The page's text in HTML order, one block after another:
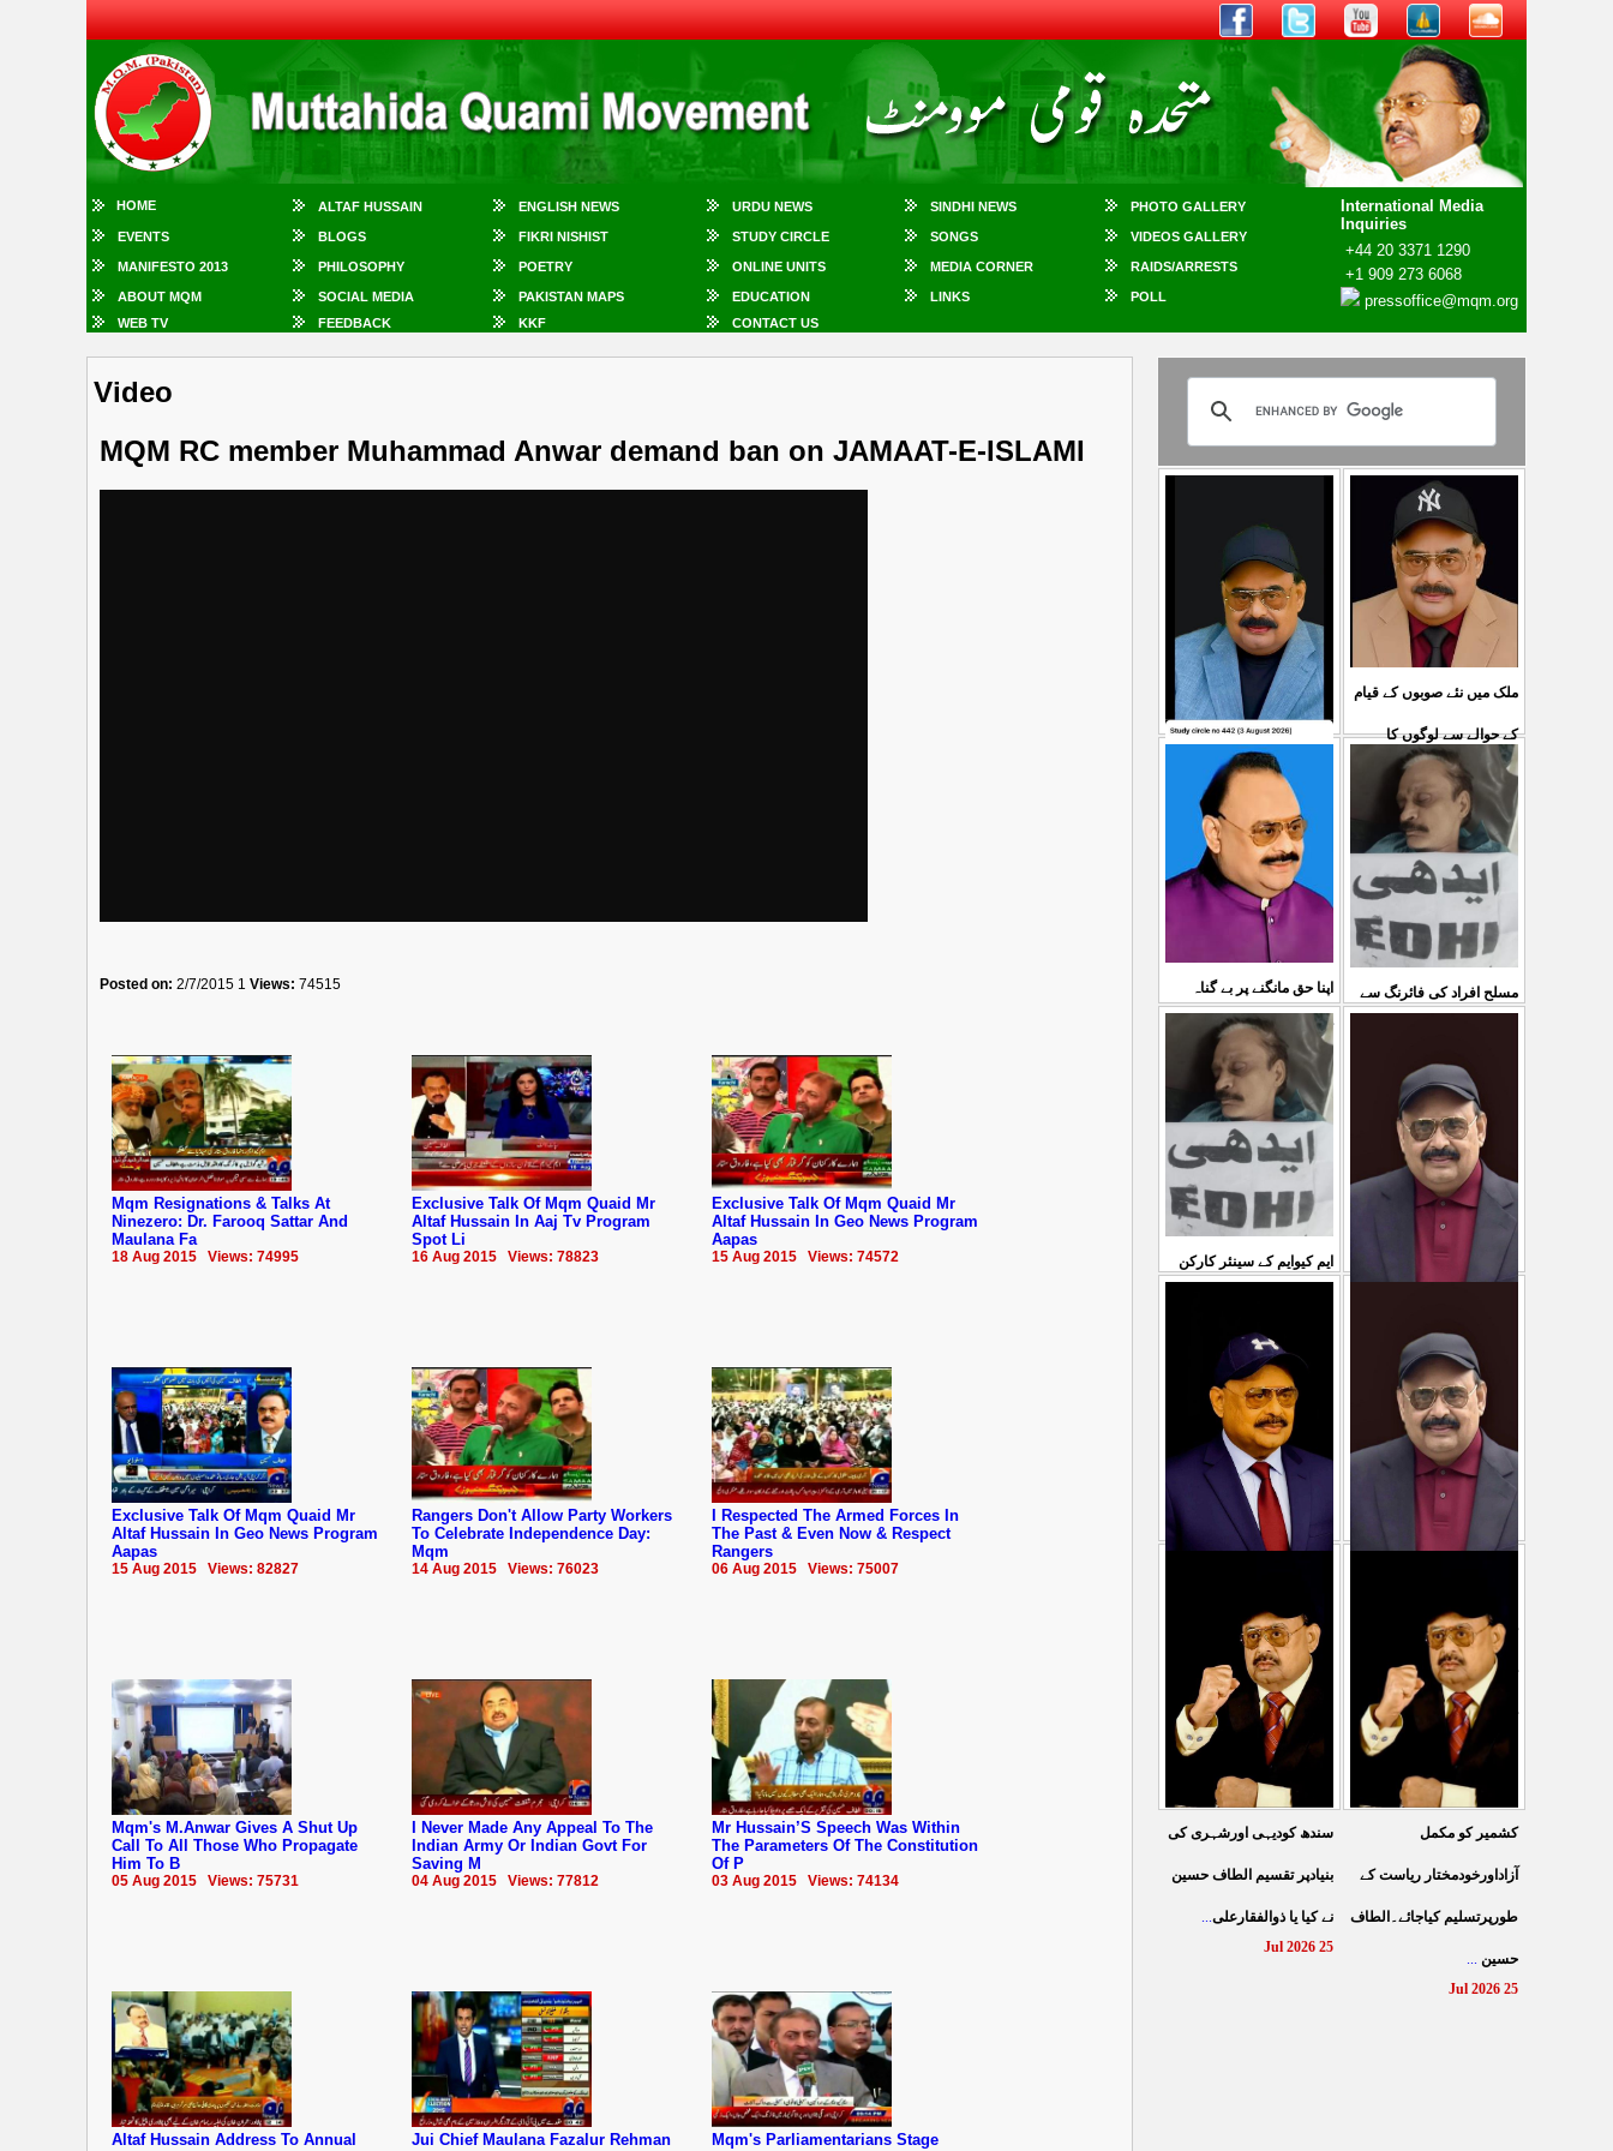
HOME ALTAF HUSSAIN ENGLISH NEWS URDU NEWS SINDHI NEWS PHOTO GALLERY
International Media
Inquiries
+44 20 3371 1290
+1 909 273 6068
pressoffice@mqm.org
EVENTS BLOGS FIKRI NISHIST STUDY CIRCLE SONGS VIDEOS GALLERY
MANIFESTO 2013 PHILOSOPHY POETRY ONLINE UNITS MEDIA CORNER RAIDS/ARRESTS
ABOUT MQM SOCIAL MEDIA PAKISTAN MAPS EDUCATION LINKS
POLL
WEB TV
FEEDBACK KKF CONTACT US
Video
MQM RC member Muhammad Anwar demand ban on JAMAAT-E-ISLAMI
Posted on: 2/7/2015 1 Views: 74515
Mqm Resignations & Talks At
Ninezero: Dr. Farooq Sattar And
Maulana Fa
18 Aug 2015 Views: 74995
Exclusive Talk Of Mqm Quaid Mr
Altaf Hussain In Aaj Tv Program
Spot Li
16 Aug 2015 Views: 78823
Exclusive Talk Of Mqm Quaid Mr
Altaf Hussain In Geo News Program
Aapas
15 Aug 2015 Views: 74572
Exclusive Talk Of Mqm Quaid Mr
Altaf Hussain In Geo News Program
Aapas
15 Aug 2015 Views: 82827
Rangers Don't Allow Party Workers
To Celebrate Independence Day:
Mqm
14 Aug 2015 Views: 76023
I Respected The Armed Forces In
The Past & Even Now & Respect
Rangers
06 Aug 2015 Views: 75007
Mqm's M.Anwar Gives A Shut Up
Call To All Those Who Propagate
Him To B
05 Aug 2015 Views: 75731
I Never Made Any Appeal To The
Indian Army Or Indian Govt For
Saving M
04 Aug 2015 Views: 77812
Mr Hussain’S Speech Was Within
The Parameters Of The Constitution
Of P
03 Aug 2015 Views: 74134
Altaf Hussain Address To Annual
Jui Chief Maulana Fazalur Rehman
Mqm's Parliamentarians Stage
کشمیرکا کونہ کونہ لہو
لہو ہے لیکن حکومت کواس
کی کوئی پرواہ نہیں ہے
04 Aug 2026
ملک میں نئے صوبوں کے قیام
کے حوالے سے لوگوں کا
مطالبہ بالکل درست ہے۔ ا
03 Aug 2026
اپنا حق مانگنے پر بے گناہ
کشمیریوں کو گولیاں مارکر
شہ رگ کوکاٹ دیا گی
31 Jul 2026
مسلح افراد کی فائرنگ سے
سمیع الدین رحمانی ک
ایم کیوایم کے سینئر کارکن
شہادت پر متحدہ قومی
سے ہولی کھیلنابند کی جائے،
الطاف حسین...
کے نظام سے نجات کے لئے
جین زی کوآگے آنا ہوگا۔
...
کرتے مہاجروں نے ظلم
کیایامہاجروں پر ظلم
...
سندھ کودیہی اورشہری کی
بنیادپر تقسیم الطاف حسین
نے کیا یا ذوالفقارعلی...
25 Jul 2026
کشمیر کو مکمل
آزاداورخودمختار ریاست کے
طورپرتسلیم کیاجائے۔الطاف
حسین ...
25 Jul 2026